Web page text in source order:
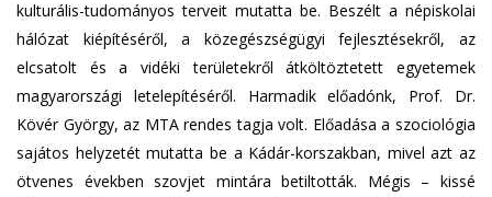
kulturális-tudományos terveit mutatta be. Beszélt a népiskolai
hálózat kiépítéséről, a közegészségügyi fejlesztésekről, az
elcsatolt és a vidéki területekről átköltöztetett egyetemek
magyarországi letelepítéséről. Harmadik előadónk, Prof. Dr.
Kövér György, az MTA rendes tagja volt. Előadása a szociológia
sajátos helyzetét mutatta be a Kádár-korszakban, mivel azt az
ötvenes években szovjet mintára betiltották. Mégis – kissé